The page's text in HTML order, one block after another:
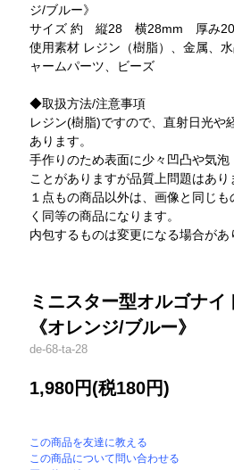
ジ/ブルー》
サイズ 約 縦28 横28mm 厚み
使用素材 レジン（樹脂）、金属、
ャームパーツ、ビーズ
◆取扱方法/注意事項
レジン(樹脂)ですので、直射日光や
あります。
手作りのため表面に少々凹凸や気
ことがありますが品質上問題はあり
１点もの商品以外は、画像と同じ
く同等の商品になります。
内包するものは変更になる場合があ
ミニスター型オルゴナ
《オレンジ/ブルー》
de-68-ta-28
1,980円(税180円)
この商品を友達に教える
この商品について問い合わせる